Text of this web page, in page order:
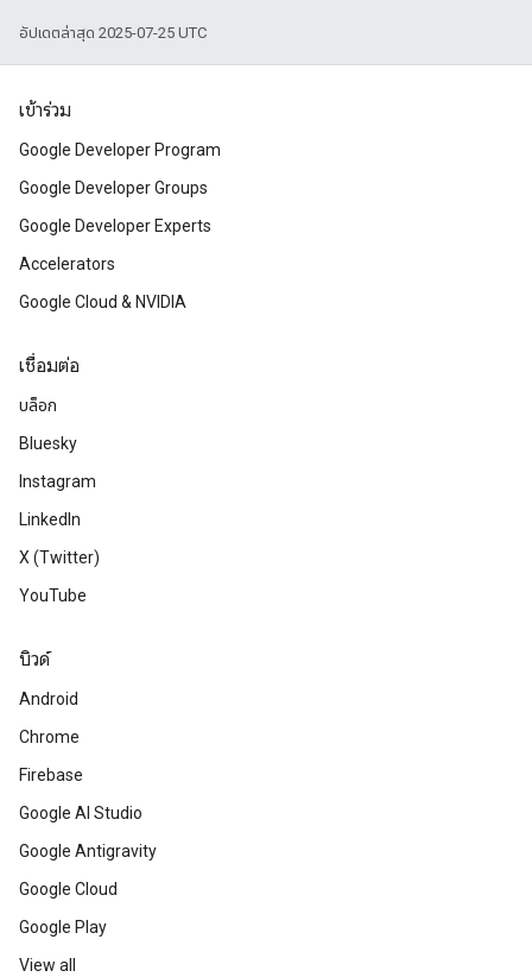
อัปเดตล่าสุด 2025-07-25 UTC
เข้าร่วม
Google Developer Program
Google Developer Groups
Google Developer Experts
Accelerators
Google Cloud & NVIDIA
เชื่อมต่อ
บล็อก
Bluesky
Instagram
LinkedIn
X (Twitter)
YouTube
บิวด์
Android
Chrome
Firebase
Google AI Studio
Google Antigravity
Google Cloud
Google Play
View all